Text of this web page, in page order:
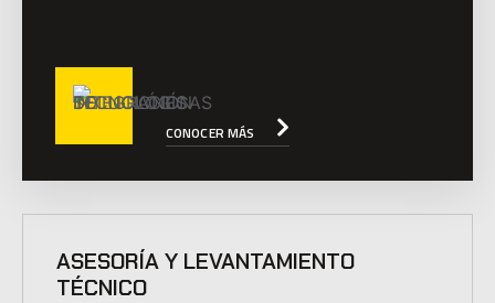
CONOCER MÁS
ASESORÍA Y LEVANTAMIENTO
TÉCNICO